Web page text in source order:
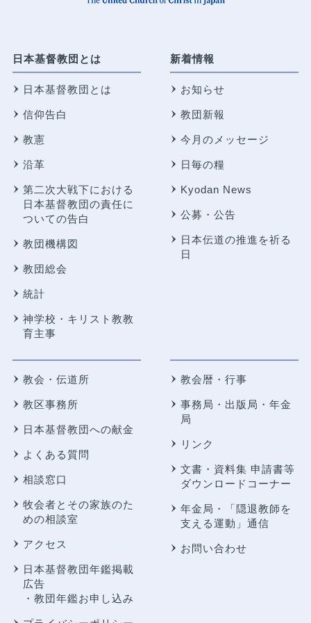
日本基督教団とは
日本基督教団とは
信仰告白
教憲
沿革
第二次大戦下における
日本基督教団の責任に
ついての告白
教団機構図
教団総会
統計
神学校・キリスト教教
育主事
新着情報
お知らせ
教団新報
今月のメッセージ
日毎の糧
Kyodan News
公募・公告
日本伝道の推進を祈る
日
教会・伝道所
教区事務所
日本基督教団への献金
よくある質問
相談窓口
牧会者とその家族のた
めの相談室
アクセス
日本基督教団年鑑掲載
広告
・教団年鑑お申し込み
教会暦・行事
事務局・出版局・年金
局
リンク
文書・資料集 申請書等
ダウンロードコーナー
年金局・
「隠退教師を
支える運動」通信
お問い合わせ